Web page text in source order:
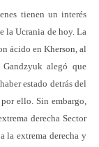
tienen un interés
la Ucrania de hoy. La
ácido en Kherson, al
alegó que
estado detrás del
ello. Sin embargo,
derecha Sector
la extrema derecha y